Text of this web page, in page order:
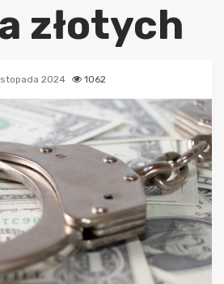
złotych
2024 1062